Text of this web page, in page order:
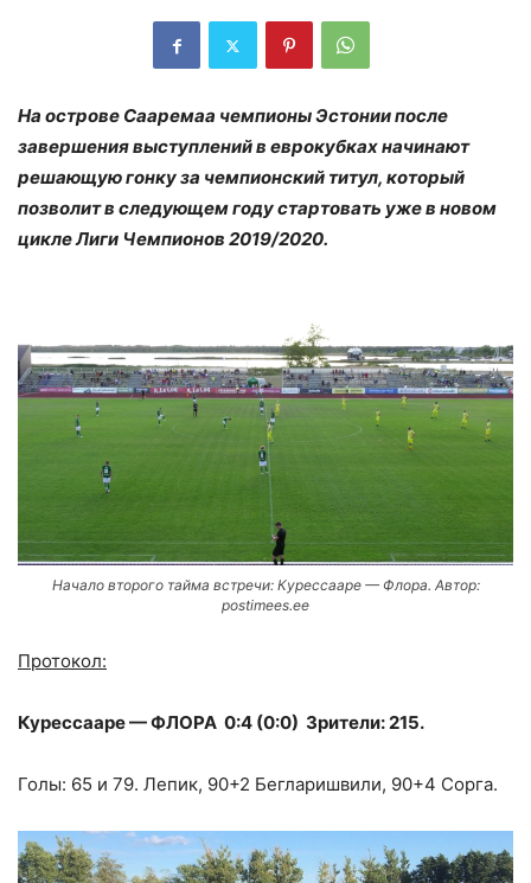
На острове Сааремаа чемпионы Эстонии после
завершения выступлений в еврокубках начинают
решающую гонку за чемпионский титул, который
позволит в следующем году стартовать уже в новом
цикле Лиги Чемпионов 2019/2020.
Начало второго тайма встречи: Курессааре — Флора. Автоp:
postimees.ee
Протокол:
Курессааре — ФЛОРА 0:4 (0:0) Зрители: 215.
Голы: 65 и 79. Лепик, 90+2 Бегларишвили, 90+4 Сорга.